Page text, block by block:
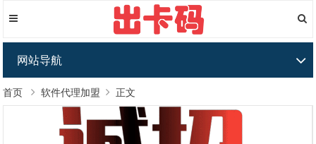
网站导航
首页 软件代理加盟 正文